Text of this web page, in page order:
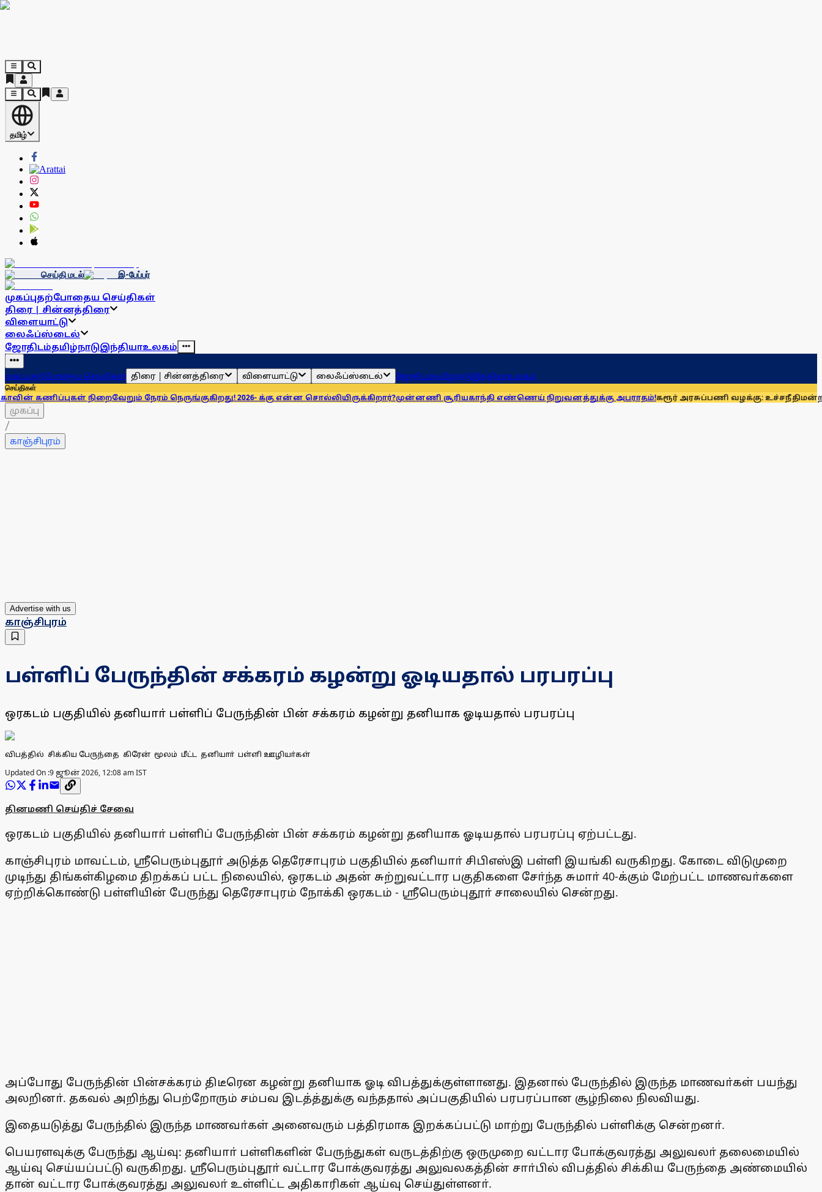
தமிழ்
செய்தி மடல் இ-பேப்பர்
முகப்புதற்போதைய செய்திகள்
திரை | சின்னத்திரை
விளையாட்டு
லைஃப்ஸ்டைல்
ஜோதிடம்தமிழ்நாடுஇந்தியாஉலகம்
முகப்புதற்போதைய செய்திகள் திரை | சின்னத்திரை விளையாட்டு லைஃப்ஸ்டைல் ஜோதிடம்தமிழ்நாடுஇந்தியாஉலகம்
செய்திகள்
நிறைவேறும் நேரம் நெருங்குகிறது! 2026- க்கு என்ன சொல்லியிருக்கிறார்?முன்னணி சூரியகாந்தி எண்ணெய் நிறுவனத்துக்கு அபராதம்!கரூர் அரசுப்பணி வழக்கு: உச்சநீதிமன்றத்தில் ஆக.
முகப்பு
/
காஞ்சிபுரம்
Advertise with us
காஞ்சிபுரம்
பள்ளிப் பேருந்தின் சக்கரம் கழன்று ஓடியதால் பரபரப்பு
ஒரகடம் பகுதியில் தனியாா் பள்ளிப் பேருந்தின் பின் சக்கரம் கழன்று தனியாக ஓடியதால் பரபரப்பு
விபத்தில் சிக்கிய பேருந்தை கிரேன் மூலம் மீட்ட தனியாா் பள்ளி ஊழியா்கள்
Updated On :9 ஜூன் 2026, 12:08 am IST
தினமணி செய்திச் சேவை
ஒரகடம் பகுதியில் தனியாா் பள்ளிப் பேருந்தின் பின் சக்கரம் கழன்று தனியாக ஓடியதால் பரபரப்பு ஏற்பட்டது.
காஞ்சிபுரம் மாவட்டம், ஸ்ரீபெரும்புதூா் அடுத்த தெரேசாபுரம் பகுதியில் தனியாா் சிபிஎஸ்இ பள்ளி இயங்கி வருகிறது. கோடை விடுமுறை
முடிந்து திங்கள்கிழமை திறக்கப் பட்ட நிலையில், ஒரகடம் அதன் சுற்றுவட்டார பகுதிகளை சோ்ந்த சுமாா் 40-க்கும் மேற்பட்ட மாணவா்களை
ஏற்றிக்கொண்டு பள்ளியின் பேருந்து தெரேசாபுரம் நோக்கி ஒரகடம் - ஸ்ரீபெரும்புதூா் சாலையில் சென்றது.
அப்போது பேருந்தின் பின்சக்கரம் திடீரென கழன்று தனியாக ஓடி விபத்துக்குள்ளானது. இதனால் பேருந்தில் இருந்த மாணவா்கள் பயந்து
அலறினா். தகவல் அறிந்து பெற்றோரும் சம்பவ இடத்த்துக்கு வந்ததால் அப்பகுதியில் பரபரப்பான சூழ்நிலை நிலவியது.
இதையடுத்து பேருந்தில் இருந்த மாணவா்கள் அனைவரும் பத்திரமாக இறக்கப்பட்டு மாற்று பேருந்தில் பள்ளிக்கு சென்றனா்.
பெயரளவுக்கு பேருந்து ஆய்வு: தனியாா் பள்ளிகளின் பேருந்துகள் வருடத்திற்கு ஒருமுறை வட்டார போக்குவரத்து அலுவலா் தலைமையில்
ஆய்வு செய்யப்பட்டு வருகிறது. ஸ்ரீபெரும்புதூா் வட்டார போக்குவரத்து அலுவலகத்தின் சாா்பில் விபத்தில் சிக்கிய பேருந்தை அண்மையில்
தான் வட்டார போக்குவரத்து அலுவலா் உள்ளிட்ட அதிகாரிகள் ஆய்வு செய்துள்ளனா்.